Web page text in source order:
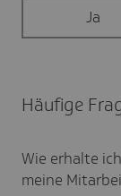
Ja
Häufige
Wie erhalte
meine